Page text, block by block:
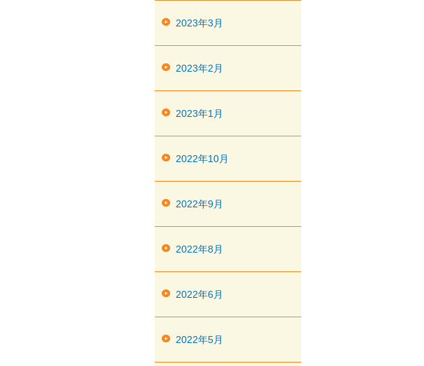
2023年3月
2023年2月
2023年1月
2022年10月
2022年9月
2022年8月
2022年6月
2022年5月